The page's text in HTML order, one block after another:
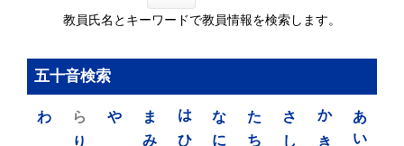
教員氏名とキーワードで教員情報を検索します。
五十音検索
あ
い
か
き
さ
し
た
ち
な
に
は
ひ
ま
み
や
ら
り
わ